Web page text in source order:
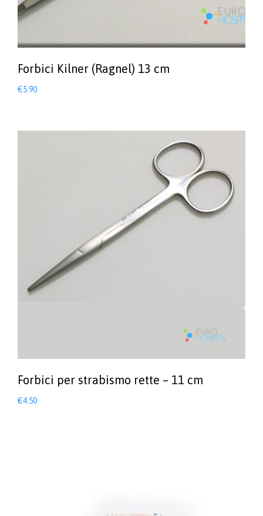
Forbici Kilner (Ragnel) 13 cm
€5.90
Forbici per strabismo rette – 11 cm
€4.50